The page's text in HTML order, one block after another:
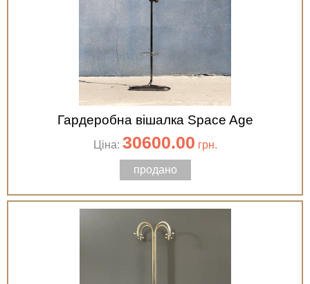
Гардеробна вішалка Space Age
Ціна: 30600.00 грн.
продано